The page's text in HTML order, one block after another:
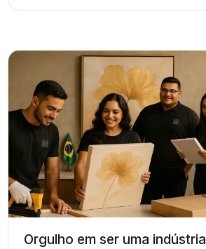
Orgulho em ser uma